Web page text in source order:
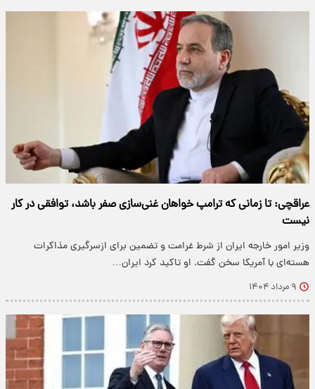
عراقچی: تا زمانی که ترامپ خواهان غنی‌سازی صفر باشد، توافقی در کار
نیست
وزیر امور خارجه ایران از شرط غرامت و تضمین برای ازسرگیری مذاکرات
هسته‌ای با آمریکا سخن گفت. او تاکید کرد ایران…
۹ مرداد ۱۴۰۴